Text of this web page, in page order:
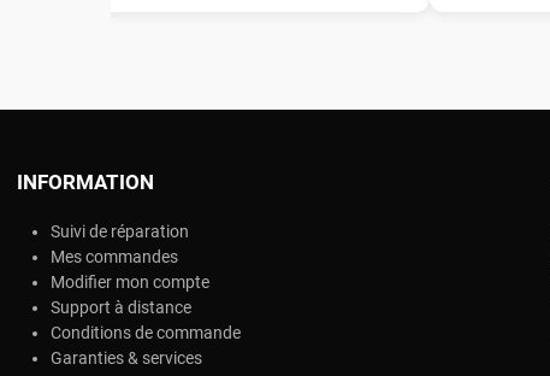
INFORMATION
Suivi de réparation
Mes commandes
Modifier mon compte
Support à distance
Conditions de commande
Garanties & services